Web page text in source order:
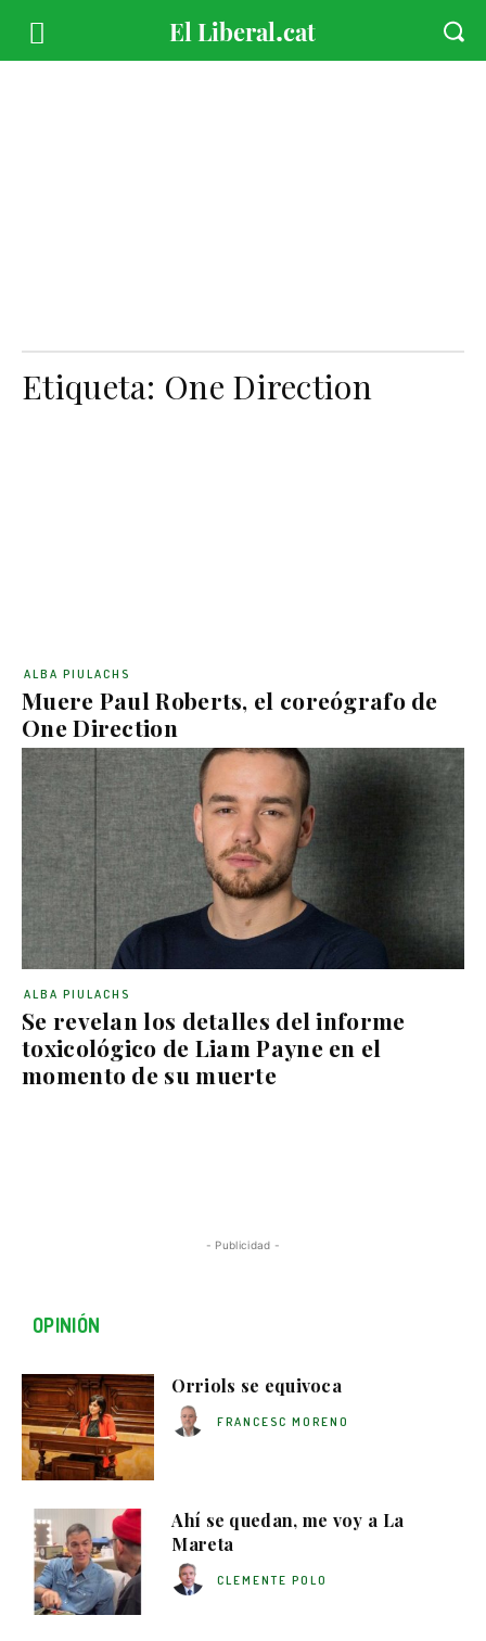
Etiqueta: One Direction
Muere Paul Roberts, el coreógrafo de
One Direction
ALBA PIULACHS
Se revelan los detalles del informe
toxicológico de Liam Payne en el
momento de su muerte
ALBA PIULACHS
- Publicidad -
OPINIÓN
Orriols se equivoca
FRANCESC MORENO
Ahí se quedan, me voy a La
Mareta
CLEMENTE POLO